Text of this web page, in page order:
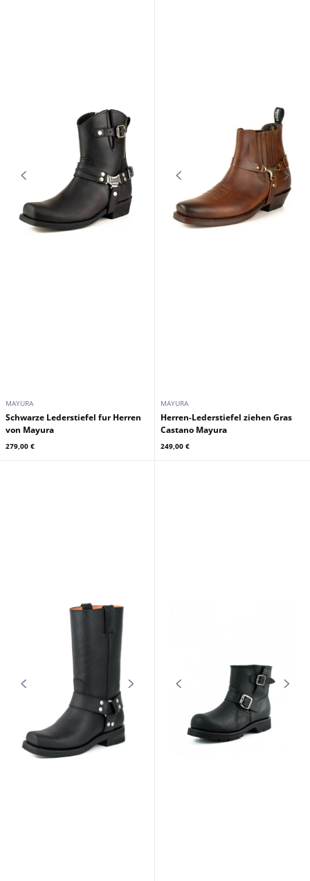
MAYURA
Schwarze Lederstiefel fur Herren
von Mayura
279,00 €
MAYURA
Herren-Lederstiefel ziehen Gras
Castano Mayura
249,00 €